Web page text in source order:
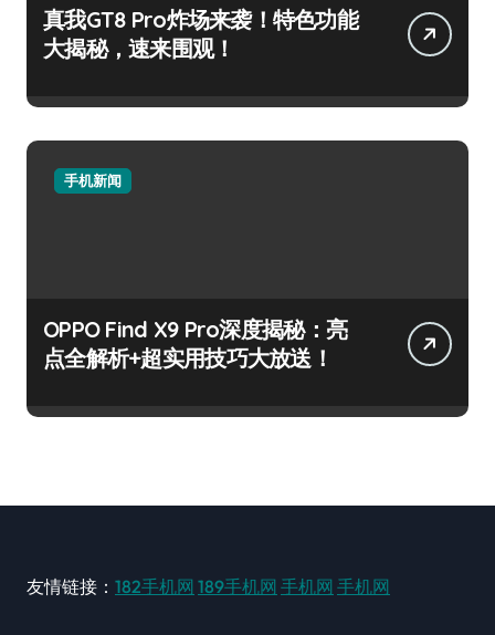
真我GT8 Pro炸场来袭！特色功能
大揭秘，速来围观！
手机新闻
OPPO Find X9 Pro深度揭秘：亮
点全解析+超实用技巧大放送！
友情链接： 182手机网 189手机网 手机网 手机网